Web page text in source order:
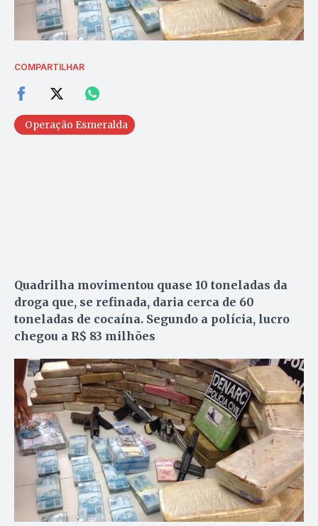
COMPARTILHAR
Operação Esmeralda
Quadrilha movimentou quase 10 toneladas da
droga que, se refinada, daria cerca de 60
toneladas de cocaína. Segundo a polícia, lucro
chegou a R$ 83 milhões